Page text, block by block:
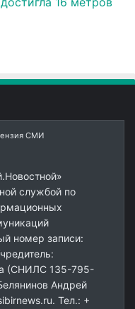
СМИ
службой по
номер записи:
(СНИЛС 135-795-
Андрей
Тел.: +